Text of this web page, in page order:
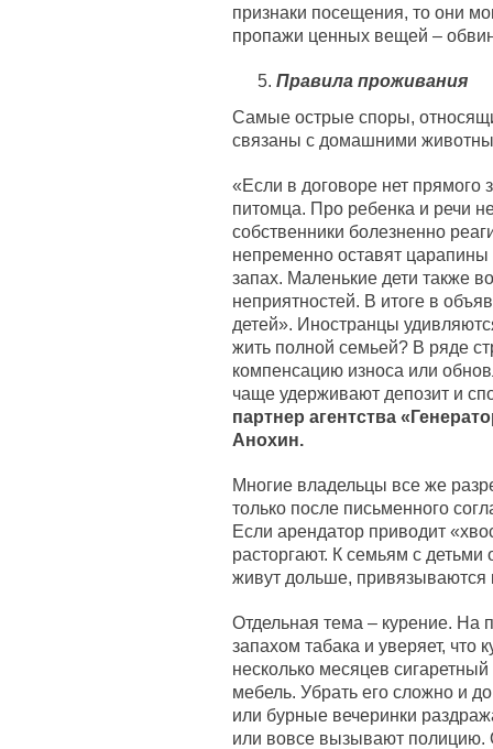
признаки посещения, то они
пропажи ценных вещей –
Правила проживания
Самые острые споры,
связаны с домашними
«Если в договоре нет прямого
питомца. Про ребенка и речи
собственники болезненно
непременно оставят
запах. Маленькие дети также
неприятностей. В итоге в
детей». Иностранцы
жить полной семьей? В ряде
компенсацию износа или
чаще удерживают депозит и
партнер агентства
Анохин.
Многие владельцы все же
только после письменного
Если арендатор приводит
расторгают. К семьям с детьми
живут дольше, привязываются
Отдельная тема – курение. На
запахом табака и уверяет, что
несколько месяцев
мебель. Убрать его сложно и
или бурные вечеринки
или вовсе вызывают полицию.